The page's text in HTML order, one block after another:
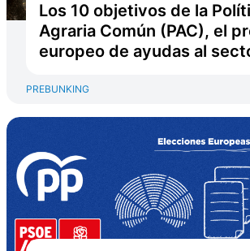
Los 10 objetivos de la
Agraria Común (PAC), el
europeo de ayudas al
PREBUNKING